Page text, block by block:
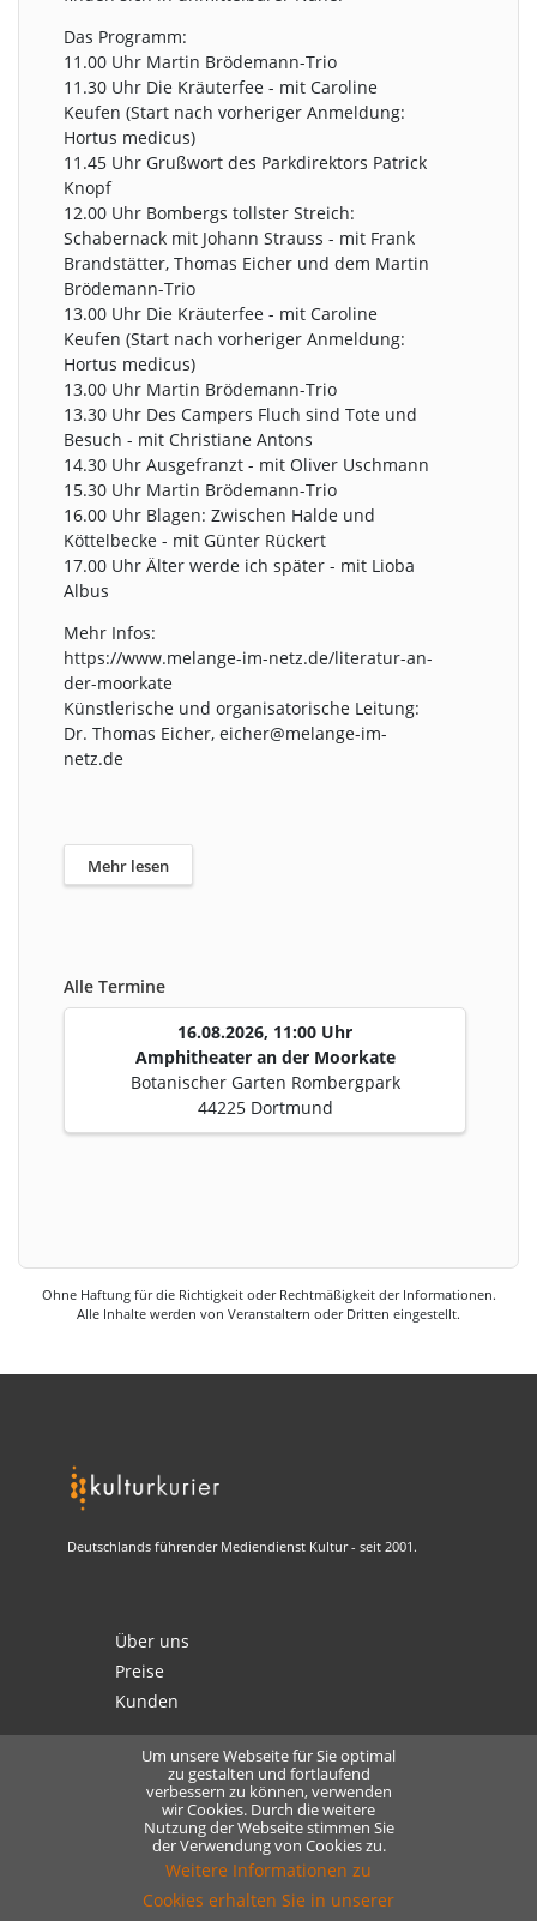
Das Programm:
11.00 Uhr Martin Brödemann-Trio
11.30 Uhr Die Kräuterfee - mit Caroline
Keufen (Start nach vorheriger Anmeldung:
Hortus medicus)
11.45 Uhr Grußwort des Parkdirektors Patrick
Knopf
12.00 Uhr Bombergs tollster Streich:
Schabernack mit Johann Strauss - mit Frank
Brandstätter, Thomas Eicher und dem Martin
Brödemann-Trio
13.00 Uhr Die Kräuterfee - mit Caroline
Keufen (Start nach vorheriger Anmeldung:
Hortus medicus)
13.00 Uhr Martin Brödemann-Trio
13.30 Uhr Des Campers Fluch sind Tote und
Besuch - mit Christiane Antons
14.30 Uhr Ausgefranzt - mit Oliver Uschmann
15.30 Uhr Martin Brödemann-Trio
16.00 Uhr Blagen: Zwischen Halde und
Köttelbecke - mit Günter Rückert
17.00 Uhr Älter werde ich später - mit Lioba
Albus
Mehr Infos:
https://www.melange-im-netz.de/literatur-an-
der-moorkate
Künstlerische und organisatorische Leitung:
Dr. Thomas Eicher, eicher@melange-im-
netz.de
Mehr lesen
Alle Termine
16.08.2026, 11:00 Uhr
Amphitheater an der Moorkate
Botanischer Garten Rombergpark
44225 Dortmund
Ohne Haftung für die Richtigkeit oder Rechtmäßigkeit der Informationen.
Alle Inhalte werden von Veranstaltern oder Dritten eingestellt.
Deutschlands führender Mediendienst Kultur - seit 2001.
Über uns
Preise
Kunden
Kontakt
Datenschutz
Lizensierung
Um unsere Webseite für Sie optimal
zu gestalten und fortlaufend
verbessern zu können, verwenden
wir Cookies. Durch die weitere
Nutzung der Webseite stimmen Sie
der Verwendung von Cookies zu.
Weitere Informationen zu
Cookies erhalten Sie in unserer